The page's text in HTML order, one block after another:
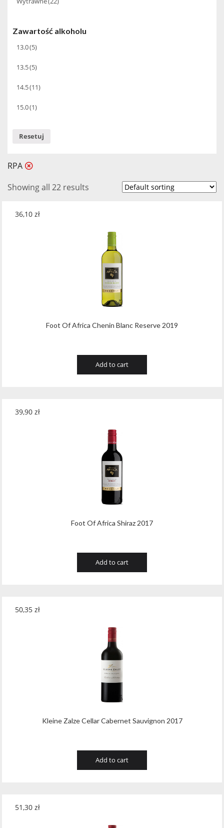
Zawartość alkoholu
13.0(5)
13.5(5)
14.5(11)
15.0(1)
Resetuj
RPA
Showing all 22 results
Foot Of Africa Chenin Blanc Reserve 2019
36,10 zł
Add to cart
Foot Of Africa Shiraz 2017
39,90 zł
Add to cart
Kleine Zalze Cellar Cabernet Sauvignon 2017
50,35 zł
Add to cart
51,30 zł